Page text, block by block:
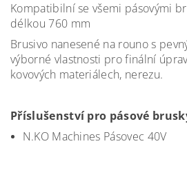
Kompatibilní se všemi pásovými
délkou 760 mm
Brusivo nanesené na rouno s
výborné vlastnosti pro finální
kovových materiálech, nerezu.
Příslušenství pro pásové
N.KO Machines Pásovec 40V